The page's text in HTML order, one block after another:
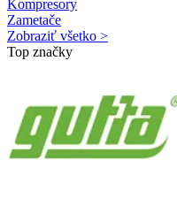
Kompresory
Zametače
Zobraziť všetko >
Top značky